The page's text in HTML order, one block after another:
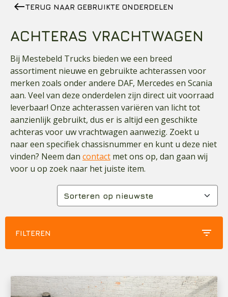
westTERUG NAAR GEBRUIKTE ONDERDELEN
ACHTERAS VRACHTWAGEN
Bij Mestebeld Trucks bieden we een breed
assortiment nieuwe en gebruikte achterassen voor
merken zoals onder andere DAF, Mercedes en Scania
aan. Veel van deze onderdelen zijn direct uit voorraad
leverbaar! Onze achterassen variëren van licht tot
aanzienlijk gebruikt, dus er is altijd een geschikte
achteras voor uw vrachtwagen aanwezig. Zoekt u
naar een specifiek chassisnummer en kunt u deze niet
vinden? Neem dan contact met ons op, dan gaan wij
voor u op zoek naar het juiste item.
FILTEREN filter_list